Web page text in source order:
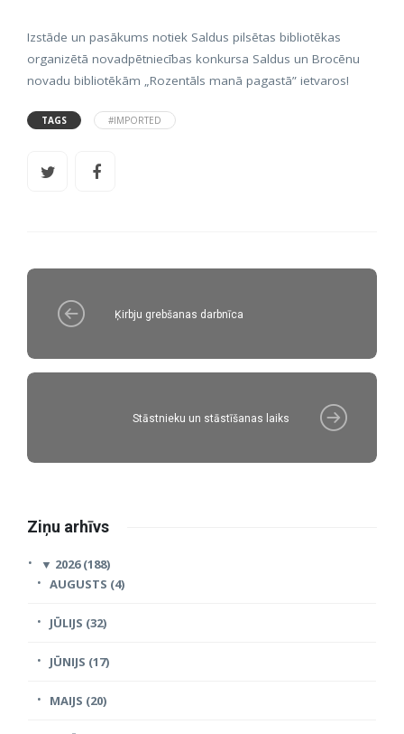
Izstāde un pasākums notiek Saldus pilsētas bibliotēkas
organizētā novadpētniecības konkursa Saldus un Brocēnu
novadu bibliotēkām „Rozentāls manā pagastā” ietvaros!
TAGS #IMPORTED
Ķirbju grebšanas darbnīca
Stāstnieku un stāstīšanas laiks
Ziņu arhīvs
▼ 2026 (188)
AUGUSTS (4)
JŪLIJS (32)
JŪNIJS (17)
MAIJS (20)